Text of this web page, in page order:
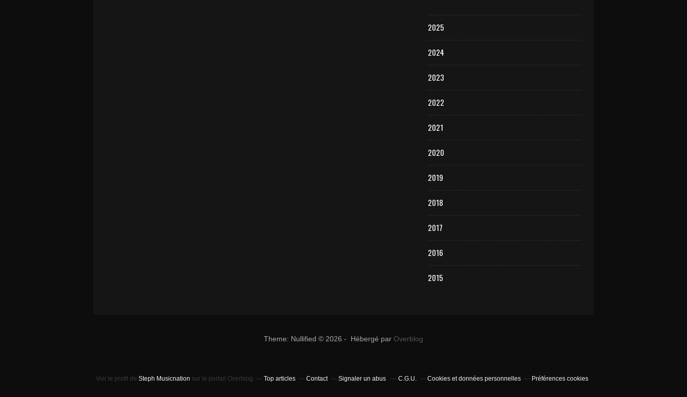
2025
2024
2023
2022
2021
2020
2019
2018
2017
2016
2015
Theme: Nullified © 2026 - Hébergé par Overblog
Voir le profil de Steph Musicnation sur le portail Overblog Top articles Contact Signaler un abus C.G.U. Cookies et données personnelles Préférences cookies